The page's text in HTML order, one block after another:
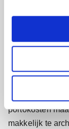
7. Stuur
formaat
formaat. Je
portokosten
makkelijk te